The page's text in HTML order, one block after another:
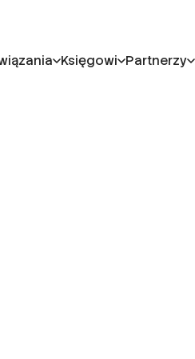
Księgowi Partnerzy